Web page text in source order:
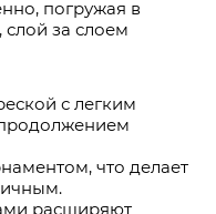
погружая в
слой за слоем
с легким
что делает
расширяют